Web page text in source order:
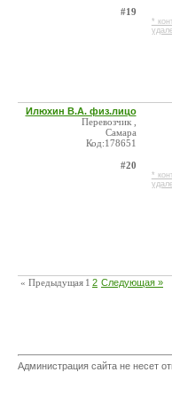
#19
*
Илюхин В.А. физ.лицо
Перевозчик ,
Самара
Код:178651
#20
*
« Предыдущая 1 2 Следующая »
Администрация сайта не несет